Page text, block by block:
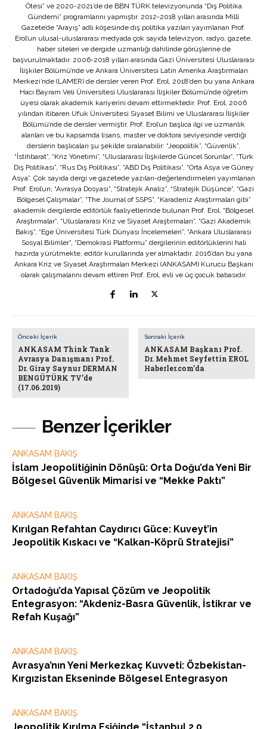
Benzer İçerikler
ANKASAM BAKIŞ
İslam Jeopolitiğinin Dönüşü: Orta Doğu’da Yeni Bir
Bölgesel Güvenlik Mimarisi ve “Mekke Paktı”
ANKASAM BAKIŞ
Kırılgan Refahtan Caydırıcı Güce: Kuveyt’in
Jeopolitik Kıskacı ve “Kalkan-Köprü Stratejisi”
ANKASAM BAKIŞ
Ortadoğu’da Yapısal Çözüm ve Jeopolitik
Entegrasyon: “Akdeniz-Basra Güvenlik, İstikrar ve
Refah Kuşağı”
ANKASAM BAKIŞ
Avrasya’nın Yeni Merkezkaç Kuvveti: Özbekistan-
Kırgızistan Ekseninde Bölgesel Entegrasyon
ANKASAM BAKIŞ
Ötesi” ve 2020-2021’de de BBN TÜRK televizyonunda “Dış Politika
Gündemi” programlarını yapmıştır. 2012-2018 yılları arasında Millî
Gazete’de “Arayış” adlı köşesinde dış politika yazıları yayımlanan Prof.
Erol’un ulusal-uluslararası medyada çok sayıda televizyon, radyo, gazete,
haber siteleri ve dergide uzmanlığı dahilinde görüşlerine de
başvurulmaktadır. 2006-2018 yılları arasında Gazi Üniversitesi Uluslararası
İlişkiler Bölümü’nde ve Ankara Üniversitesi Latin Amerika Araştırmaları
Merkezi’nde (LAMER) de dersler veren Prof. Erol, 2018’den bu yana Ankara
Hacı Bayram Veli Üniversitesi Uluslararası İlişkiler Bölümü’nde öğretim
üyesi olarak akademik kariyerini devam ettirmektedir. Prof. Erol, 2006
yılından itibaren Ufuk Üniversitesi Siyaset Bilimi ve Uluslararası İlişkiler
Bölümü’nde de dersler vermiştir. Prof. Erol’un başlıca ilgi ve uzmanlık
alanları ve bu kapsamda lisans, master ve doktora seviyesinde verdiği
derslerin başlıcaları şu şekilde sıralanabilir: “Jeopolitik”, “Güvenlik”,
“İstihbarat”, “Kriz Yönetimi”, “Uluslararası İlişkilerde Güncel Sorunlar”, “Türk
Dış Politikası”, “Rus Dış Politikası”, “ABD Dış Politikası”, “Orta Asya ve Güney
Asya”. Çok sayıda dergi ve gazetede yazıları-değerlendirmeleri yayımlanan
Prof. Erol’un; “Avrasya Dosyası”, “Stratejik Analiz”, “Stratejik Düşünce”, “Gazi
Bölgesel Çalışmalar”, “The Journal of SSPS”, “Karadeniz Araştırmaları gibi”
akademik dergilerde editörlük faaliyetlerinde bulunan Prof. Erol, “Bölgesel
Araştırmalar”, “Uluslararası Kriz ve Siyaset Araştırmaları”, “Gazi Akademik
Bakış”, “Ege Üniversitesi Türk Dünyası İncelemeleri”, “Ankara Uluslararası
Sosyal Bilimler”, “Demokrasi Platformu” dergilerinin editörlüklerini hali
hazırda yürütmekte, editör kurullarında yer almaktadır. 2016’dan bu yana
Ankara Kriz ve Siyaset Araştırmaları Merkezi (ANKASAM) Kurucu Başkanı
olarak çalışmalarını devam ettiren Prof. Erol, evli ve üç çocuk babasıdır.
Önceki İçerik
ANKASAM Think Tank
Avrasya Danışmanı Prof.
Dr. Giray Saynur DERMAN
BENGÜTÜRK TV’de
(17.06.2019)
Sonraki İçerik
ANKASAM Başkanı Prof.
Dr. Mehmet Seyfettin EROL
Haberler.com’da